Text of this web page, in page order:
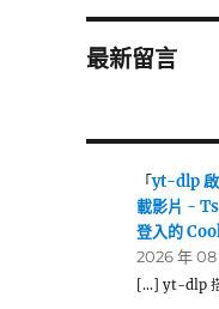
最新留言
「yt-dlp 啟
載影片 -
登入的
2026 年 08
[…] yt-dlp